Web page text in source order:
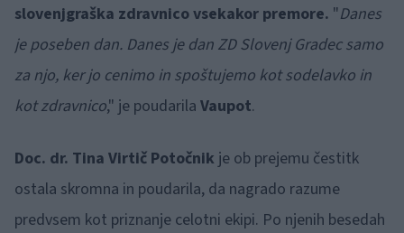
slovenjgraška zdravnico vsekakor premore. "Danes
je poseben dan. Danes je dan ZD Slovenj Gradec samo
za njo, ker jo cenimo in spoštujemo kot sodelavko in
kot zdravnico," je poudarila Vaupot.
Doc. dr. Tina Virtič Potočnik je ob prejemu čestitk
ostala skromna in poudarila, da nagrado razume
predvsem kot priznanje celotni ekipi. Po njenih besedah